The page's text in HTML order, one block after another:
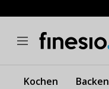
Kochen Backen